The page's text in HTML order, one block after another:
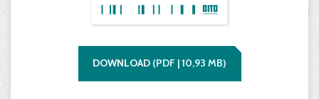
DOWNLOAD (PDF |10,93 MB)